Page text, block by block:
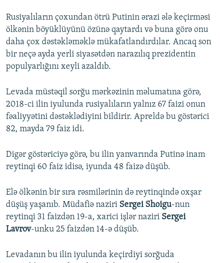
Rusiyalıların çoxundan ötrü Putinin ərazi ələ keçirməsi
ölkənin böyüklüyünü özünə qaytardı və buna görə onu
daha çox dəstəkləməklə mükafatlandırdılar. Ancaq son
bir neçə ayda yerli siyasətdən narazılıq prezidentin
populyarlığını xeyli azaldıb.
Levada müstəqil sorğu mərkəzinin məlumatına görə,
2018-ci ilin iyulunda rusiyalıların yalnız 67 faizi onun
fəaliyyətini dəstəklədiyini bildirir. Apreldə bu göstərici
82, mayda 79 faiz idi.
Digər göstəriciyə görə, bu ilin yanvarında Putinə inam
reytinqi 60 faiz idisə, iyunda 48 faizə düşüb.
Elə ölkənin bir sıra rəsmilərinin də reytinqində oxşar
düşüş yaşanıb. Müdafiə naziri Sergei Shoigu-nun
reytinqi 31 faizdən 19-a, xarici işlər naziri Sergei
Lavrov-unku 25 faizdən 14-ə düşüb.
Levadanın bu ilin iyulunda keçirdiyi sorğuda